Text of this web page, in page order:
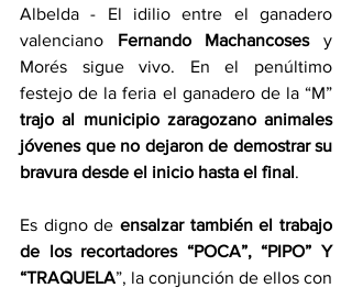
Albelda - El idilio entre el ganadero
valenciano Fernando Machancoses y
Morés sigue vivo. En el penúltimo
trajo al municipio zaragozano animales
jóvenes que no dejaron de demostrar su
bravura desde el inicio hasta el final.
Es digno de ensalzar también el trabajo
de los recortadores “POCA”, “PIPO” Y
“TRAQUELA”, la conjunción de ellos con